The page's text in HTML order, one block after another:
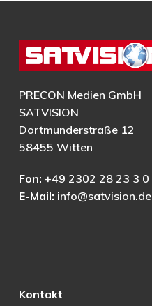
PRECON Medien GmbH
SATVISION
Dortmunderstraße 12
58455 Witten
Fon: +49 2302 28 23 3 0
E-Mail: info@satvision.de
Kontakt